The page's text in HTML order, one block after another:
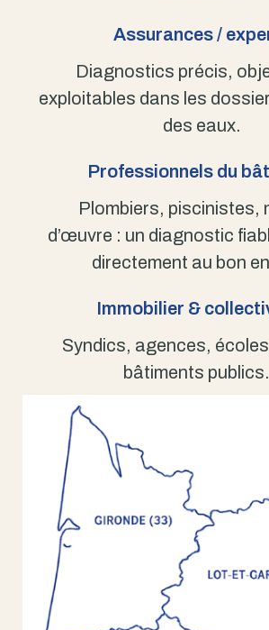
Assurances /
Diagnostics précis,
exploitables dans les
des eaux.
Professionnels du
Plombiers, piscinistes,
d’œuvre : un diagnostic
directement au bon
Immobilier &
Syndics, agences,
bâtiments